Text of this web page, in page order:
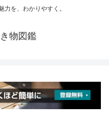
力を、わかりやすく。
物図鑑